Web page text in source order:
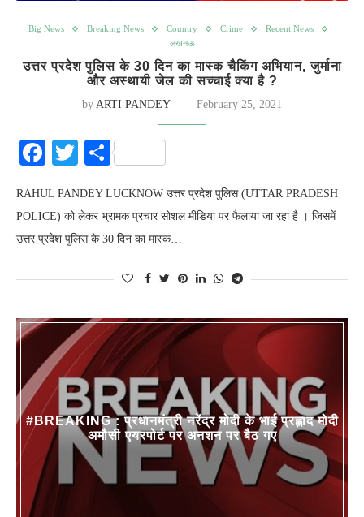
Big News Breaking News Country Crime
Recent News
लखनऊ
उत्तर प्रदेश पुलिस के 30 दिन का मास्क चैकिंग अभियान, जुर्माना
और अस्थायी जेल की सच्चाई क्या है ?
by ARTI PANDEY February 25, 2021
Facebook
Twitter
Share
RAHUL PANDEY LUCKNOW उत्तर प्रदेश पुलिस (UTTAR PRADESH
POLICE) को लेकर भ्रामक प्रचार सोशल मीडिया पर फैलाया जा रहा है । जिसमें
उत्तर प्रदेश पुलिस के 30 दिन का मास्क…
#BREAKING : प्रधानमंत्री नरेंद्र मोदी के भाई प्रह्लाद मोदी
अमौसी एयरपोर्ट पर अनशन पर बैठ गए